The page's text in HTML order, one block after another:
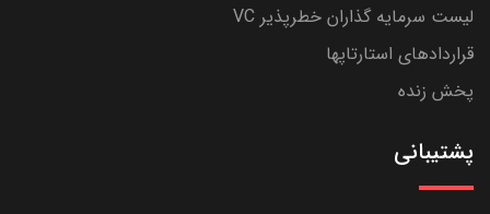
لیست سرمایه گذاران خطرپذیر VC
قراردادهای استارتاپها
پخش زنده
پشتیبانی